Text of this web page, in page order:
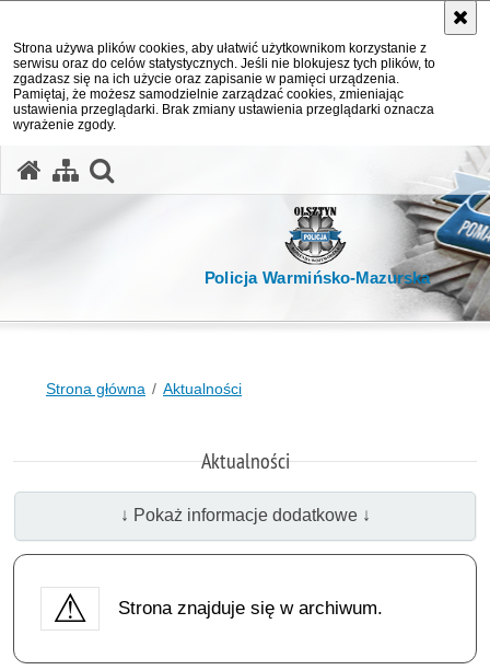
Strona używa plików cookies, aby ułatwić użytkownikom korzystanie z
serwisu oraz do celów statystycznych. Jeśli nie blokujesz tych plików, to
zgadzasz się na ich użycie oraz zapisanie w pamięci urządzenia.
Pamiętaj, że możesz samodzielnie zarządzać cookies, zmieniając
ustawienia przeglądarki. Brak zmiany ustawienia przeglądarki oznacza
wyrażenie zgody.
Policja Warmińsko-Mazurska
Strona główna Aktualności
Aktualności
↓ Pokaż informacje dodatkowe ↓
Strona znajduje się w archiwum.